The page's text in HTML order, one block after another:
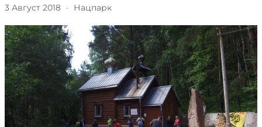
3 Август 2018 · Нацпарк